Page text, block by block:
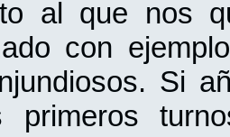
al que nos
con
Si
primeros